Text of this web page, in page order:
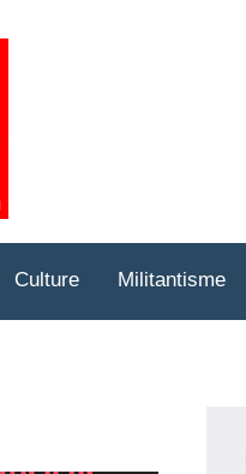
Culture Militantisme